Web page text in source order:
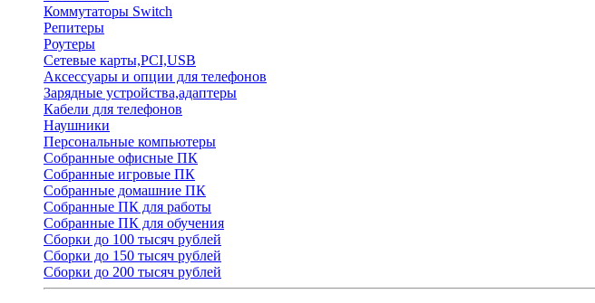
Коммутаторы Switch
Репитеры
Роутеры
Сетевые карты,PCI,USB
Аксессуары и опции для телефонов
Зарядные устройства,адаптеры
Кабели для телефонов
Наушники
Персональные компьютеры
Собранные офисные ПК
Собранные игровые ПК
Собранные домашние ПК
Собранные ПК для работы
Собранные ПК для обучения
Сборки до 100 тысяч рублей
Сборки до 150 тысяч рублей
Сборки до 200 тысяч рублей